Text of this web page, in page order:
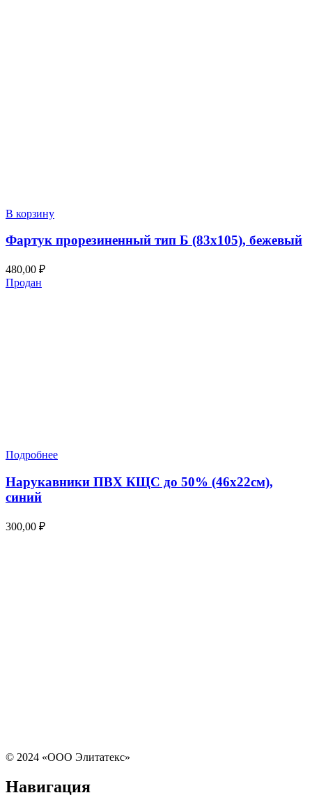
В корзину
Фартук прорезиненный тип Б (83х105), бежевый
480,00 ₽
Продан
Подробнее
Нарукавники ПВХ КЩС до 50% (46х22см),
синий
300,00 ₽
© 2024 «ООО Элитатекс»
Навигация